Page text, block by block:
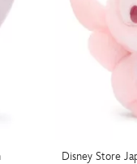
Disney Store